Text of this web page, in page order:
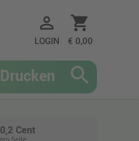
person_outline
LOGIN
shopping_cart
€ 0,00
search
0,2 Cent